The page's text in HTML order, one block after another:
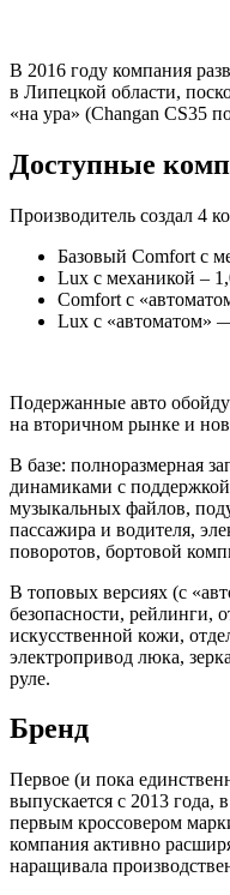
В 2016 году компания
в Липецкой области,
«на ура» (Changan CS35
Доступные
Производитель создал 4
Базовый Comfort с
Lux с механикой –
Comfort с
Lux с «автоматом»
Подержанные авто
на вторичном рынке и
В базе: полноразмерная
динамиками с
музыкальных файлов,
пассажира и водителя,
поворотов, бортовой
В топовых версиях (с
безопасности, рейлинги,
искусственной кожи,
электропривод люка,
руле.
Бренд
Первое (и пока
выпускается с 2013 года,
первым кроссовером
компания активно
наращивала